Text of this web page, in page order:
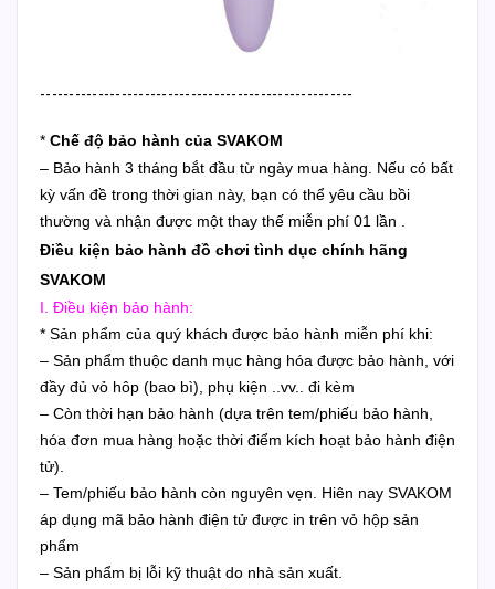
------------------------------------------------------
* Chế độ bảo hành của SVAKOM
– Bảo hành 3 tháng bắt đầu từ ngày mua hàng. Nếu có bất
kỳ vấn đề trong thời gian này, bạn có thể yêu cầu bồi
thường và nhận được một thay thế miễn phí 01 lần .
Điều kiện bảo hành đồ chơi tình dục chính hãng
SVAKOM
I. Điều kiện bảo hành:
* Sản phẩm của quý khách được bảo hành miễn phí khi:
– Sản phẩm thuộc danh mục hàng hóa được bảo hành, với
đầy đủ vỏ hôp (bao bì), phụ kiện ..vv.. đi kèm
– Còn thời hạn bảo hành (dựa trên tem/phiếu bảo hành,
hóa đơn mua hàng hoặc thời điểm kích hoạt bảo hành điện
tử).
– Tem/phiếu bảo hành còn nguyên vẹn. Hiên nay SVAKOM
áp dụng mã bảo hành điện tử được in trên vỏ hộp sản
phẩm
– Sản phẩm bị lỗi kỹ thuật do nhà sản xuất.